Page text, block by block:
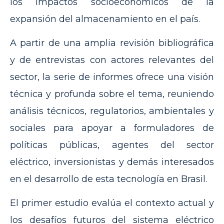
expansión del almacenamiento en el país.
A partir de una amplia revisión bibliográfica
y de entrevistas con actores relevantes del
sector, la serie de informes ofrece una visión
técnica y profunda sobre el tema, reuniendo
análisis técnicos, regulatorios, ambientales y
sociales para apoyar a formuladores de
políticas públicas, agentes del sector
eléctrico, inversionistas y demás interesados
en el desarrollo de esta tecnología en Brasil.
El primer estudio evalúa el contexto actual y
los desafíos futuros del sistema eléctrico